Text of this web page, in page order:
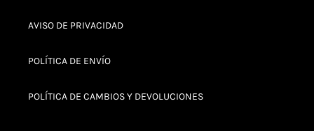
AVISO DE PRIVACIDAD
POLÍTICA DE ENVÍO
POLÍTICA DE CAMBIOS Y DEVOLUCIONES